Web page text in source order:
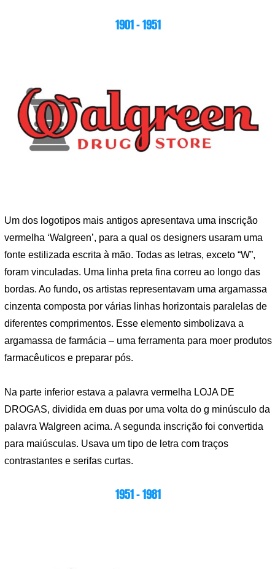
1901 – 1951
Um dos logotipos mais antigos apresentava uma inscrição
vermelha ‘Walgreen’, para a qual os designers usaram uma
fonte estilizada escrita à mão. Todas as letras, exceto “W”,
foram vinculadas. Uma linha preta fina correu ao longo das
bordas. Ao fundo, os artistas representavam uma argamassa
cinzenta composta por várias linhas horizontais paralelas de
diferentes comprimentos. Esse elemento simbolizava a
argamassa de farmácia – uma ferramenta para moer produtos
farmacêuticos e preparar pós.
Na parte inferior estava a palavra vermelha LOJA DE
DROGAS, dividida em duas por uma volta do g minúsculo da
palavra Walgreen acima. A segunda inscrição foi convertida
para maiúsculas. Usava um tipo de letra com traços
contrastantes e serifas curtas.
1951 – 1981